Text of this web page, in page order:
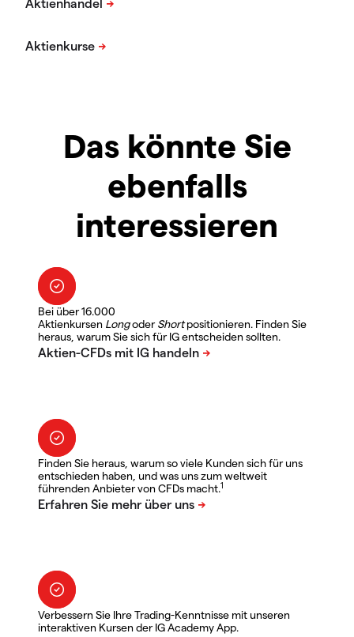
Das könnte Sie
ebenfalls
interessieren
Bei über 16.000
Aktienkursen LongoderShortpositionieren. Finden Sie
heraus, warum Sie sich für IG entscheiden sollten.
Finden Sie heraus, warum so viele Kunden sich für uns
entschieden haben, und was uns zum weltweit
führenden Anbieter von CFDs macht.1
Verbessern Sie Ihre Trading-Kenntnisse mit unseren
interaktiven Kursen der IG Academy App.